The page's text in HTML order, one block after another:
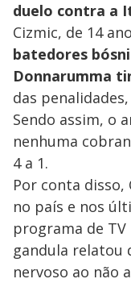
duelo contra a
Cizmic, de 14
batedores
Donnarumma
das
Sendo assim, o
nenhuma
4 a 1.
Por conta disso,
no país e nos
programa de TV
gandula relatou
nervoso ao não